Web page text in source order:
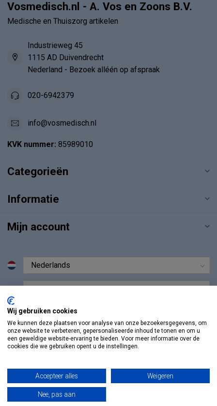
Vosmedisch.nl - A. Vos en Zoons B.V.
Medische en Thuiszorg artikelen
Industrieweg 45
1115 AD Duivendrecht
Nederland - Bezoek alléén op afspraak
020-6942379
info@vosmedisch.nl
KVK nummer: 85989010
Categorieën
Informatie
Mijn account
© Copyright 2026 Vosmedisch.nl - A. Vos en Zoons B.V.
Wij gebruiken cookies
We kunnen deze plaatsen voor analyse van onze bezoekersgegevens, om
onze website te verbeteren, gepersonaliseerde inhoud te tonen en om u
een geweldige website-ervaring te bieden. Voor meer informatie over de
cookies die we gebruiken opent u de instellingen.
Accepteer alles Weigeren
Nee, pas aan